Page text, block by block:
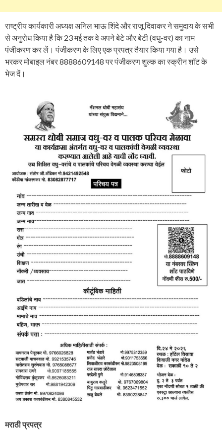
राष्ट्रीय कार्यकारी अध्यक्ष अनिल भाऊ शिंदे और राजू दिवाकर ने समुदाय के सभी
से अनुरोध किया है कि 23 मई तक वे अपने बेटे और बेटी (वधु-वर) का नाम
पंजीकरण कर लें। पंजीकरण के लिए एक प्रपत्र तैयार किया गया है। उसे
भरकर मोबाइल नंबर 8888609148 पर पंजीकरण शुल्क का स्क्रीन शॉट के
भेज दें।
मराठी प्रपत्र